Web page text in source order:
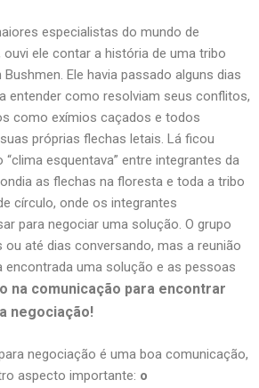
especialistas do mundo de
ele contar a história de uma tribo
Ele havia passado alguns dias
entender como resolviam seus conflitos,
como exímios caçados e todos
próprias flechas letais. Lá ficou
“clima esquentava” entre integrantes da
as flechas na floresta e toda a tribo
círculo, onde os integrantes
para negociar uma solução. O grupo
até dias conversando, mas a reunião
encontrada uma solução e as pessoas
na comunicação para encontrar
negociação!
negociação é uma boa comunicação,
aspecto importante: o